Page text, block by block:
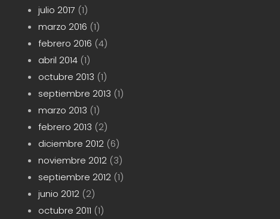
julio 2017 (1)
marzo 2016 (1)
febrero 2016 (4)
abril 2014(1)
octubre 2013 (1)
septiembre 2013 (1)
marzo 2013 (1)
febrero 2013 (2)
diciembre 2012(6)
noviembre 2012(3)
septiembre 2012(1)
junio 2012(2)
octubre 2011 (1)